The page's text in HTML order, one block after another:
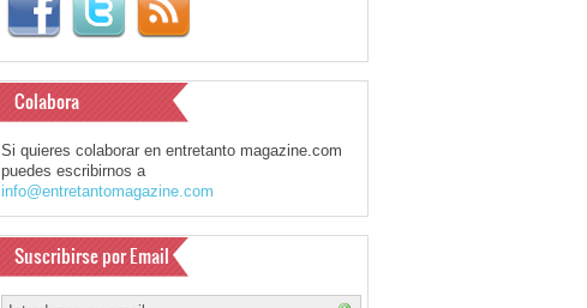
Colabora
Si quieres colaborar en entretanto magazine.com
puedes escribirnos a
info@entretantomagazine.com
Suscribirse por Email